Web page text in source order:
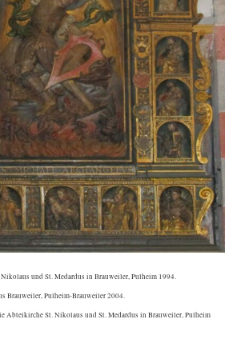
und St. Medardus in Brauweiler, Pulheim 1994.
Brauweiler, Pulheim-Brauweiler 2004.
Abteikirche St. Nikolaus und St. Medardus in Brauweiler, Pulheim